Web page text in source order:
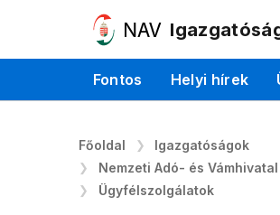
Fontos Helyi hírek
Főoldal
Igazgatóságok
Nemzeti Adó- és
Ügyfélszolgálatok